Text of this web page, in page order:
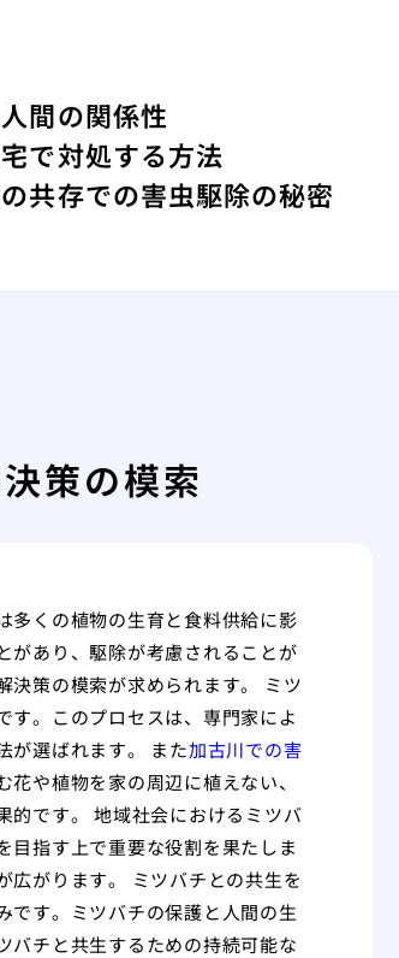
間の関係性
で対処する方法
共存での害虫駆除の秘密
策の模索
多くの植物の生育と食料供給に影
があり、駆除が考慮されることが
決策の模索が求められます。 ミツ
す。このプロセスは、専門家によ
が選ばれます。 また加古川での害
や植物を家の周辺に植えない、
的です。 地域社会におけるミツバ
目指す上で重要な役割を果たしま
広がります。 ミツバチとの共生を
です。ミツバチの保護と人間の生
バチと共生するための持続可能な